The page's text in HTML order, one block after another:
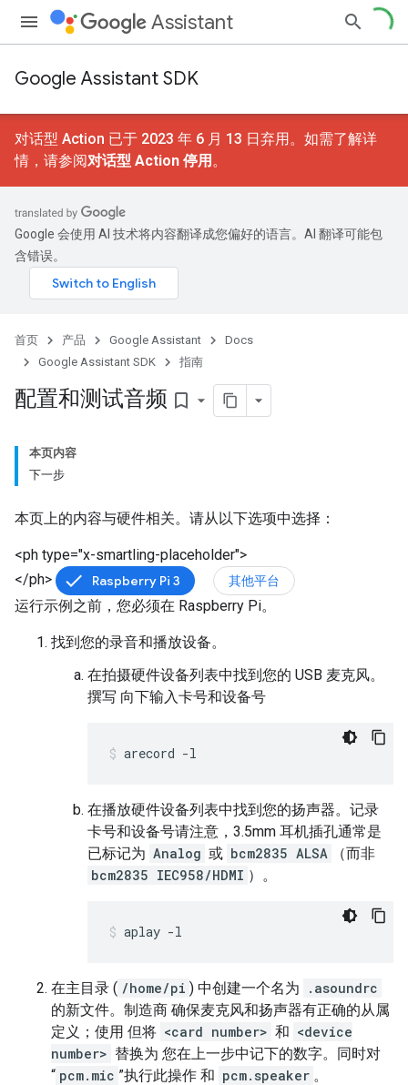
Assistant
Google Assistant SDK
对话型 Action 已于 2023 年 6 月 13 日弃用。如需了解详
情，请参阅对话型 Action 停用 。
Google 会使用 AI 技术将内容翻译成您偏好的语言。AI 翻译可能包
含错误。
首页 产品 Google Assistant
Docs
Google Assistant SDK
指南
配置和测试音频 bookmark_border
本页内容
下一步
本页上的内容与硬件相关。请从以下选项中选择：
<ph type="x-smartling-placeholder">
</ph>
Raspberry Pi 3 其他平台
运行示例之前，您必须在 Raspberry Pi。
找到您的录音和播放设备。
在拍摄硬件设备列表中找到您的 USB 麦克风。
撰写 向下输入卡号和设备号
arecord -l
在播放硬件设备列表中找到您的扬声器。记录
卡号和设备号请注意，3.5mm 耳机插孔通常是
已标记为 Analog 或 bcm2835 ALSA
（而非
bcm2835 IEC958/HDMI ）。
aplay -l
在主目录 ( /home/pi ) 中创建一个名为
.asoundrc
的新文件。制造商 确保麦克风和扬声器有正确的从属
定义；使用 但将 <card number> 和 <device
number> 替换为 您在上一步中记下的数字。同时对
“ pcm.mic ”执行此操作 和 pcm.speaker 。